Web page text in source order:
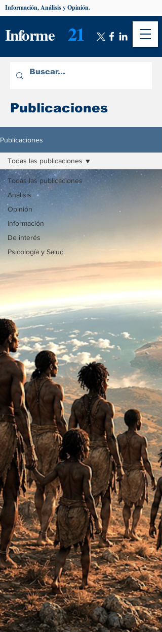
Informe 21
Información, Análisis y Opinión.
Publicaciones
Publicaciones
Todas las publicaciones
Análisis
Opinión
Información
De interés
Psicología y Salud
Todas las publicaciones